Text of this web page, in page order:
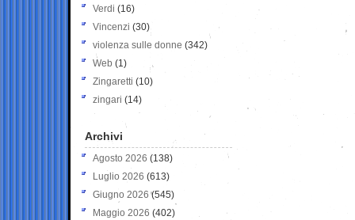
Verdi (16)
Vincenzi (30)
violenza sulle donne (342)
Web (1)
Zingaretti (10)
zingari (14)
Archivi
Agosto 2026 (138)
Luglio 2026 (613)
Giugno 2026 (545)
Maggio 2026 (402)